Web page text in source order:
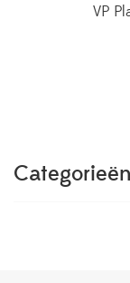
VP
Categorieën